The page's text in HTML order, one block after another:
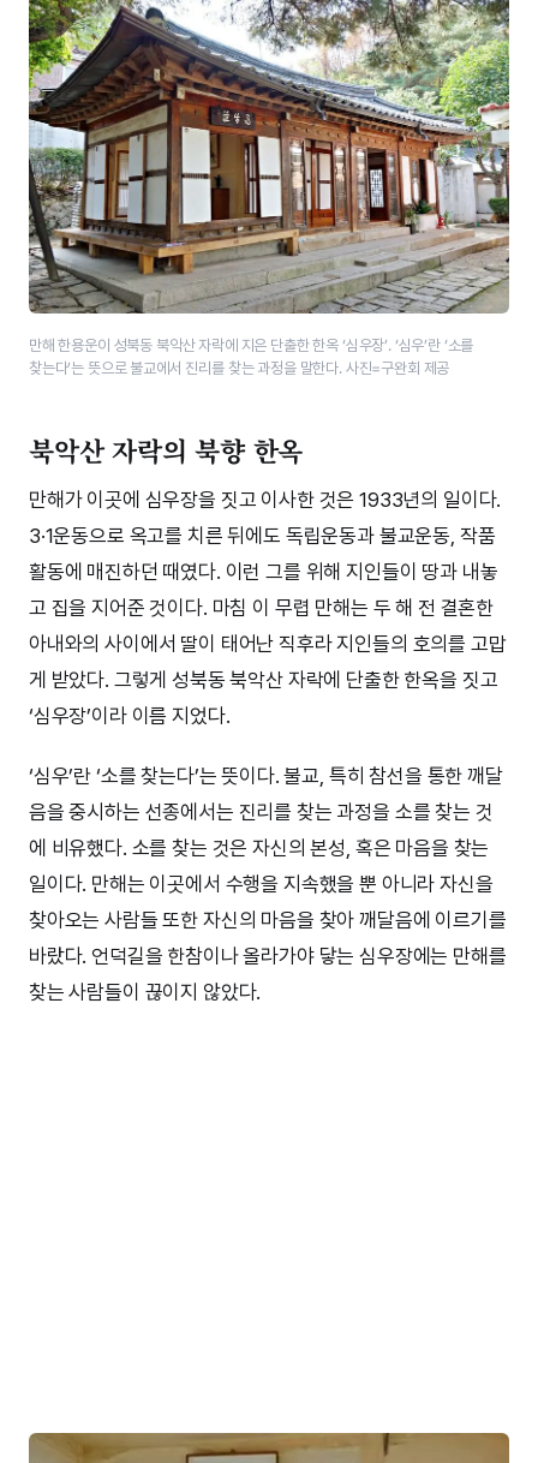
만해 한용운이 성북동 북악산 자락에 지은 단출한 한옥 ‘심우장’. ‘심우’란 ‘소를
찾는다’는 뜻으로 불교에서 진리를 찾는 과정을 말한다. 사진=구완회 제공
북악산 자락의 북향 한옥
만해가 이곳에 심우장을 짓고 이사한 것은 1933년의 일이다.
3·1운동으로 옥고를 치른 뒤에도 독립운동과 불교운동, 작품
활동에 매진하던 때였다. 이런 그를 위해 지인들이 땅과 내놓
고 집을 지어준 것이다. 마침 이 무렵 만해는 두 해 전 결혼한
아내와의 사이에서 딸이 태어난 직후라 지인들의 호의를 고맙
게 받았다. 그렇게 성북동 북악산 자락에 단출한 한옥을 짓고
‘심우장’이라 이름 지었다.
‘심우’란 ‘소를 찾는다’는 뜻이다. 불교, 특히 참선을 통한 깨달
음을 중시하는 선종에서는 진리를 찾는 과정을 소를 찾는 것
에 비유했다. 소를 찾는 것은 자신의 본성, 혹은 마음을 찾는
일이다. 만해는 이곳에서 수행을 지속했을 뿐 아니라 자신을
찾아오는 사람들 또한 자신의 마음을 찾아 깨달음에 이르기를
바랐다. 언덕길을 한참이나 올라가야 닿는 심우장에는 만해를
찾는 사람들이 끊이지 않았다.